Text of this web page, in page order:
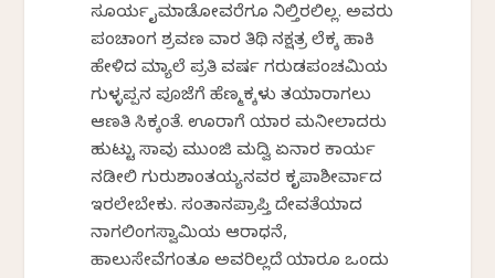
ಸೂರ್ಯ ಕೈಮಾಡೋವರೆಗೂ ನಿಲ್ತಿರಲಿಲ್ಲ. ಅವರು
ಪಂಚಾಂಗ ಶ್ರವಣ ವಾರ ತಿಥಿ ನಕ್ಷತ್ರ ಲೆಕ್ಕ ಹಾಕಿ
ಹೇಳಿದ ಮ್ಯಾಲೆ ಪ್ರತಿ ವರ್ಷ ಗರುಡಪಂಚಮಿಯ
ಗುಳ್ಳಪ್ಪನ ಪೂಜೆಗೆ ಹೆಣ್ಮಕ್ಕಳು ತಯಾರಾಗಲು
ಆಣತಿ ಸಿಕ್ಕಂತೆ. ಊರಾಗೆ ಯಾರ ಮನೀಲಾದರು
ಹುಟ್ಟು ಸಾವು ಮುಂಜಿ ಮದ್ವಿ ಏನಾರ ಕಾರ್ಯ
ನಡೀಲಿ ಗುರುಶಾಂತಯ್ಯನವರ ಕೃಪಾಶೀರ್ವಾದ
ಇರಲೇಬೇಕು. ಸಂತಾನಪ್ರಾಪ್ತಿ ದೇವತೆಯಾದ
ನಾಗಲಿಂಗಸ್ವಾಮಿಯ ಆರಾಧನೆ,
ಹಾಲುಸೇವೆಗಂತೂ ಅವರಿಲ್ಲದೆ ಯಾರೂ ಒಂದು